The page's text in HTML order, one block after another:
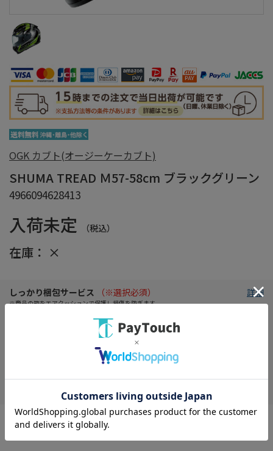
OGK カブト(オージーケーカブト)
SHUMA TREAD Ｍ57-58cm ブラックグリーン
4966094628413
入荷未定 （税込）
在庫： ×
しっかり梱包サービス （※選択必須）
※商品の箱をエアクッションで保護し損傷を防ぎます。
詳細
在庫がありません
お客様による誤ったサイズやカラーの商品購入に関して、返品及
び交換は一切お受けできませんので、ご注意をお願い致します。